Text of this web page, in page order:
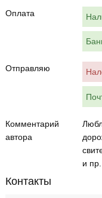
Оплата
Отправляю
Комментарий
автора
и пр.
Контакты